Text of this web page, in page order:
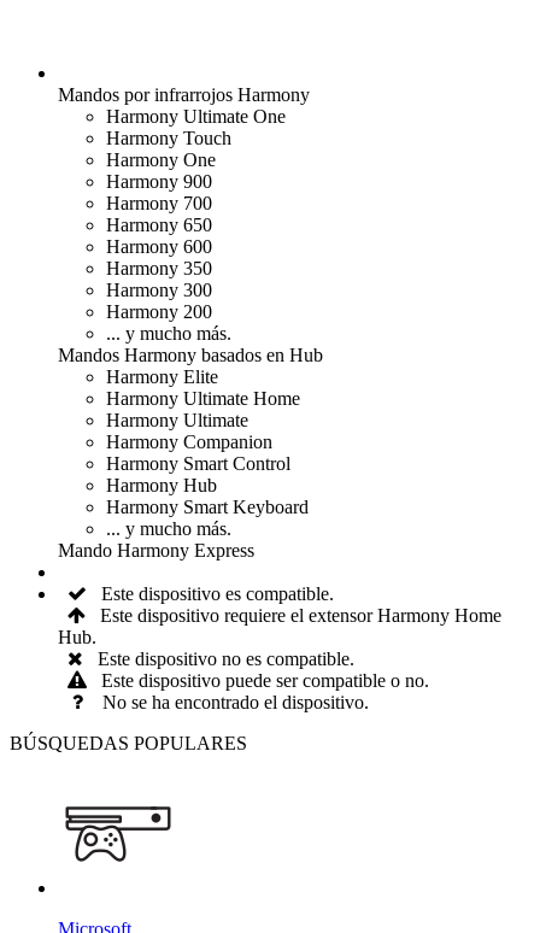
Mandos por infrarrojos Harmony
Harmony Ultimate One
Harmony Touch
Harmony One
Harmony 900
Harmony 700
Harmony 650
Harmony 600
Harmony 350
Harmony 300
Harmony 200
... y mucho más.
Mandos Harmony basados en Hub
Harmony Elite
Harmony Ultimate Home
Harmony Ultimate
Harmony Companion
Harmony Smart Control
Harmony Hub
Harmony Smart Keyboard
... y mucho más.
Mando Harmony Express
Este dispositivo es compatible.
Este dispositivo requiere el extensor Harmony Home
Hub.
Este dispositivo no es compatible.
Este dispositivo puede ser compatible o no.
No se ha encontrado el dispositivo.
BÚSQUEDAS POPULARES